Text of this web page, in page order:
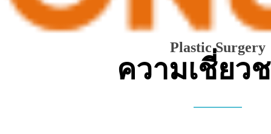
Plastic Surgery
ความเชี่ยว